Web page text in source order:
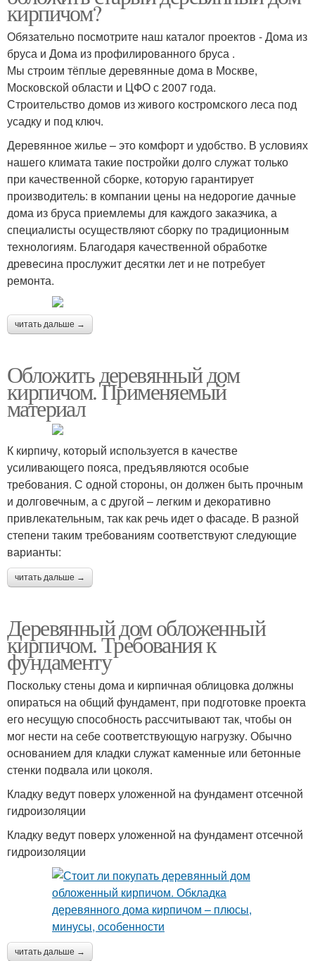
кирпичом?
Обязательно посмотрите наш каталог проектов - Дома из
бруса и Дома из профилированного бруса .
Мы строим тёплые деревянные дома в Москве,
Московской области и ЦФО с 2007 года.
Строительство домов из живого костромского леса под
усадку и под ключ.
Деревянное жилье – это комфорт и удобство. В условиях
нашего климата такие постройки долго служат только
при качественной сборке, которую гарантирует
производитель: в компании цены на недорогие дачные
дома из бруса приемлемы для каждого заказчика, а
специалисты осуществляют сборку по традиционным
технологиям. Благодаря качественной обработке
древесина прослужит десятки лет и не потребует
ремонта.
читать дальше →
Обложить деревянный дом
кирпичом. Применяемый
материал
К кирпичу, который используется в качестве
усиливающего пояса, предъявляются особые
требования. С одной стороны, он должен быть прочным
и долговечным, а с другой – легким и декоративно
привлекательным, так как речь идет о фасаде. В разной
степени таким требованиям соответствуют следующие
варианты:
читать дальше →
Деревянный дом обложенный
кирпичом. Требования к
фундаменту
Поскольку стены дома и кирпичная облицовка должны
опираться на общий фундамент, при подготовке проекта
его несущую способность рассчитывают так, чтобы он
мог нести на себе соответствующую нагрузку. Обычно
основанием для кладки служат каменные или бетонные
стенки подвала или цоколя.
Кладку ведут поверх уложенной на фундамент отсечной
гидроизоляции
Кладку ведут поверх уложенной на фундамент отсечной
гидроизоляции
читать дальше →